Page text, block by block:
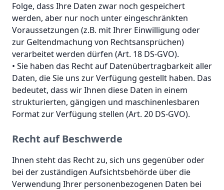
Folge, dass Ihre Daten zwar noch gespeichert
werden, aber nur noch unter eingeschränkten
Voraussetzungen (z.B. mit Ihrer Einwilligung oder
zur Geltendmachung von Rechtsansprüchen)
verarbeitet werden dürfen (Art. 18 DS-GVO).
• Sie haben das Recht auf Datenübertragbarkeit aller
Daten, die Sie uns zur Verfügung gestellt haben. Das
bedeutet, dass wir Ihnen diese Daten in einem
strukturierten, gängigen und maschinenlesbaren
Format zur Verfügung stellen (Art. 20 DS-GVO).
Recht auf Beschwerde
Ihnen steht das Recht zu, sich uns gegenüber oder
bei der zuständigen Aufsichtsbehörde über die
Verwendung Ihrer personenbezogenen Daten bei